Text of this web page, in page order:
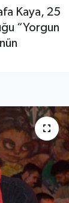
Kaya, 25
“Yorgun